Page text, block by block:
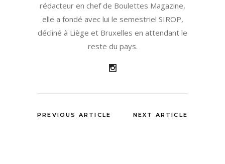
rédacteur en chef de Boulettes Magazine,
elle a fondé avec lui le semestriel SIROP,
décliné à Liège et Bruxelles en attendant le
reste du pays.
PREVIOUS ARTICLE NEXT ARTICLE